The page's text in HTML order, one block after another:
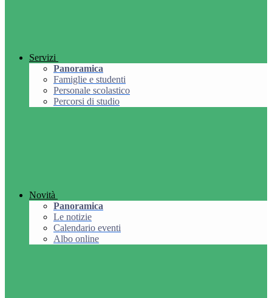
Servizi
Panoramica
Famiglie e studenti
Personale scolastico
Percorsi di studio
Novità
Panoramica
Le notizie
Calendario eventi
Albo online